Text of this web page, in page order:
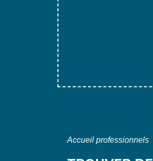
Accueil professionnels